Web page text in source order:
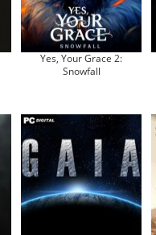
Yes, Your Grace 2:
Snowfall